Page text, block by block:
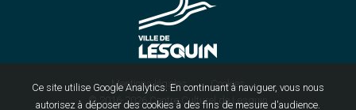
Ce site utilise Google Analytics. En continuant à naviguer, vous nous
autorisez à déposer des cookies à des fins de mesure d'audience.
Mentions légales
Cookies
© 2016-2026Centre Culturel de Lesquin